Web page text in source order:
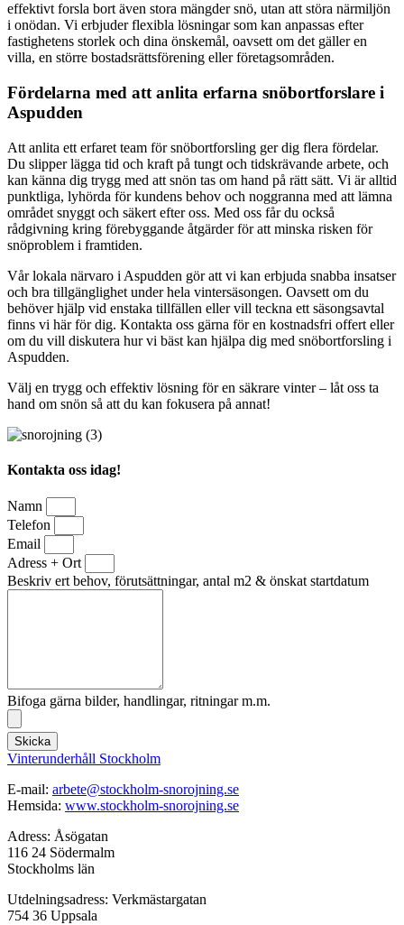
effektivt forsla bort även stora mängder snö, utan att störa närmiljön
i onödan. Vi erbjuder flexibla lösningar som kan anpassas efter
fastighetens storlek och dina önskemål, oavsett om det gäller en
villa, en större bostadsrättsförening eller företagsområden.
Fördelarna med att anlita erfarna snöbortforslare i
Aspudden
Att anlita ett erfaret team för snöbortforsling ger dig flera fördelar.
Du slipper lägga tid och kraft på tungt och tidskrävande arbete, och
kan känna dig trygg med att snön tas om hand på rätt sätt. Vi är alltid
punktliga, lyhörda för kundens behov och noggranna med att lämna
området snyggt och säkert efter oss. Med oss får du också
rådgivning kring förebyggande åtgärder för att minska risken för
snöproblem i framtiden.
Vår lokala närvaro i Aspudden gör att vi kan erbjuda snabba insatser
och bra tillgänglighet under hela vintersäsongen. Oavsett om du
behöver hjälp vid enstaka tillfällen eller vill teckna ett säsongsavtal
finns vi här för dig. Kontakta oss gärna för en kostnadsfri offert eller
om du vill diskutera hur vi bäst kan hjälpa dig med snöbortforsling i
Aspudden.
Välj en trygg och effektiv lösning för en säkrare vinter – låt oss ta
hand om snön så att du kan fokusera på annat!
Kontakta oss idag!
Namn
Telefon
Email
Adress + Ort
Beskriv ert behov, förutsättningar, antal m2 & önskat startdatum
Bifoga gärna bilder, handlingar, ritningar m.m.
Skicka
Vinterunderhåll Stockholm
E-mail: arbete@stockholm-snorojning.se
Hemsida: www.stockholm-snorojning.se
Adress: Åsögatan
116 24 Södermalm
Stockholms län
Utdelningsadress: Verkmästargatan
754 36 Uppsala